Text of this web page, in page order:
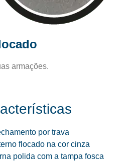
armações.
por trava
flocado na cor cinza
polida com a tampa fosca